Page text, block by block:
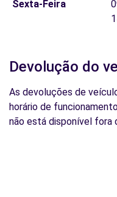
Sexta-Feira
Devolução do
As devoluções de
horário de
não está disponível fora